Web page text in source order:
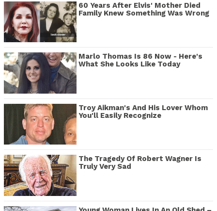
60 Years After Elvis' Mother Died
Family Knew Something Was Wrong
Marlo Thomas Is 86 Now - Here's
What She Looks Like Today
Troy Aikman's And His Lover Whom
You'll Easily Recognize
The Tragedy Of Robert Wagner Is
Truly Very Sad